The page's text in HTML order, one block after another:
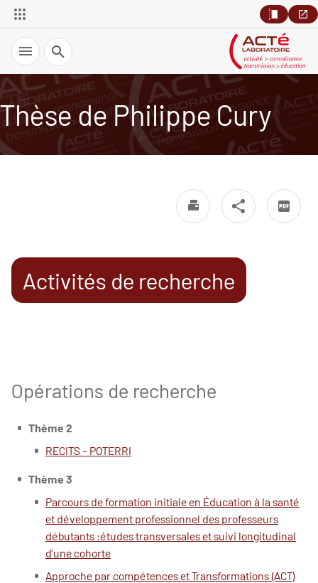
Recherche
Thèse de Philippe Cury
Activités de recherche
Opérations de recherche
Thème 2
RECITS - POTERRI
Thème 3
Parcours de formation initiale en Éducation à la santé
et développement professionnel des professeurs
débutants :études transversales et suivi longitudinal
d’une cohorte
Approche par compétences et Transformations (ACT)